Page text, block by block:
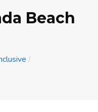
Beach
/